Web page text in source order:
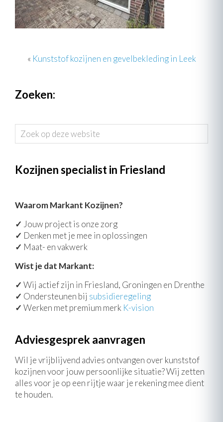
« Kunststof kozijnen en gevelbekleding in Leek
Zoeken:
Zoek
op
website
Kozijnen specialist in Friesland
Waarom Markant Kozijnen?
✓ Jouw project is onze zorg
✓ Denken met je mee in oplossingen
✓ Maat- en vakwerk
Wist je dat Markant:
✓ Wij actief zijn in Friesland, Groningen en Drenthe
✓ Ondersteunen bij subsidieregeling
✓ Werken met premium merk K-vision
Adviesgesprek aanvragen
Wil je vrijblijvend advies ontvangen over kunststof
kozijnen voor jouw persoonlijke situatie? Wij zetten
alles voor je op een rijtje waar je rekening mee dient
te houden.